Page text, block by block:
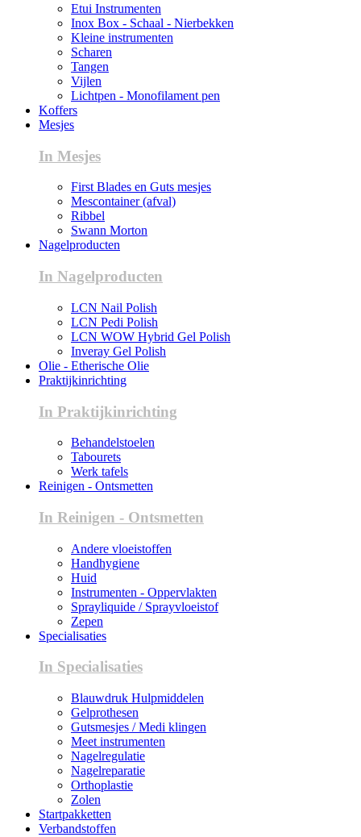
Etui Instrumenten
Inox Box - Schaal - Nierbekken
Kleine instrumenten
Scharen
Tangen
Vijlen
Lichtpen - Monofilament pen
Koffers
Mesjes
In Mesjes
First Blades en Guts mesjes
Mescontainer (afval)
Ribbel
Swann Morton
Nagelproducten
In Nagelproducten
LCN Nail Polish
LCN Pedi Polish
LCN WOW Hybrid Gel Polish
Inveray Gel Polish
Olie - Etherische Olie
Praktijkinrichting
In Praktijkinrichting
Behandelstoelen
Tabourets
Werk tafels
Reinigen - Ontsmetten
In Reinigen - Ontsmetten
Andere vloeistoffen
Handhygiene
Huid
Instrumenten - Oppervlakten
Sprayliquide / Sprayvloeistof
Zepen
Specialisaties
In Specialisaties
Blauwdruk Hulpmiddelen
Gelprothesen
Gutsmesjes / Medi klingen
Meet instrumenten
Nagelregulatie
Nagelreparatie
Orthoplastie
Zolen
Startpakketten
Verbandstoffen